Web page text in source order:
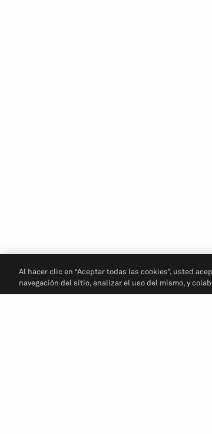
Al hacer clic en “Aceptar todas las cookies”, usted
navegación del sitio, analizar el uso del mismo, y